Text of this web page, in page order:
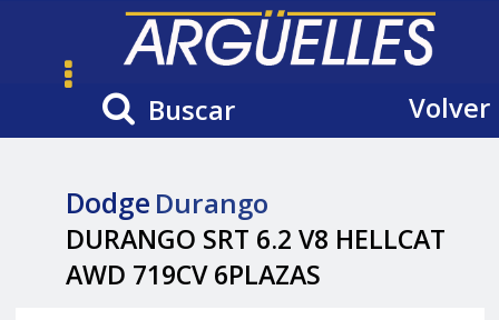
Buscar Volver
Dodge Durango
DURANGO SRT 6.2 V8 HELLCAT
AWD 719CV 6PLAZAS